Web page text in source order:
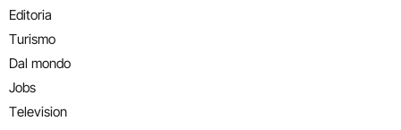
Editoria
Turismo
Dal mondo
Jobs
Television